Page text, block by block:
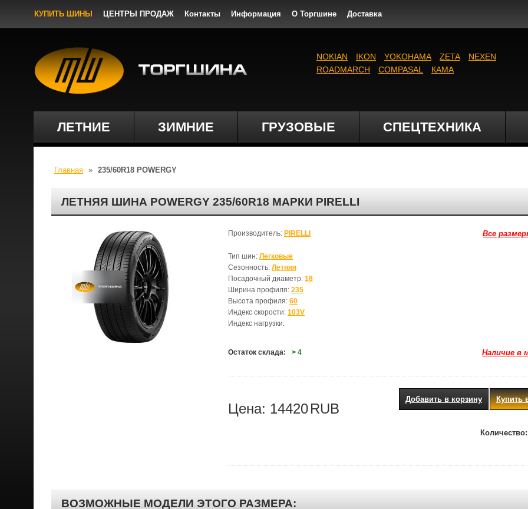
КУПИТЬ ШИНЫ ЦЕНТРЫ ПРОДАЖ Контакты Информация О Торгшине Доставка
ЛЕТНИЕ ЗИМНИЕ ГРУЗОВЫЕ СПЕЦТЕХНИКА
NOKIAN IKON YOKOHAMA ZETA
NEXEN
ROADMARCH
COMPASAL КАМА
Главная » 235/60R18 POWERGY
ЛЕТНЯЯ ШИНА POWERGY 235/60R18 МАРКИ PIRELLI
Все
Производитель: PIRELLI
Тип шин: Легковые
Сезонность: Летняя
Посадочный диаметр: 18
Ширина профиля: 235
Высота профиля: 60
Индекс скорости: 103V
Индекс нагрузки:
Остаток склада: > 4 Наличие в
Цена: 14420RUB
Купить
Добавить в корзину
Количество:
ВОЗМОЖНЫЕ МОДЕЛИ ЭТОГО РАЗМЕРА: